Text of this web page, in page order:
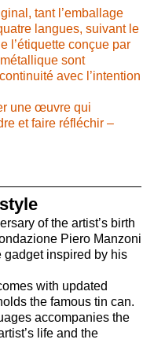
tant l’emballage
langues, suivant le
l’étiquette conçue par
sont
avec l’intention
une œuvre qui
et faire réfléchir –
of the artist’s birth
Piero Manzoni
gadget inspired by his
with updated
the famous tin can.
accompanies the
life and the